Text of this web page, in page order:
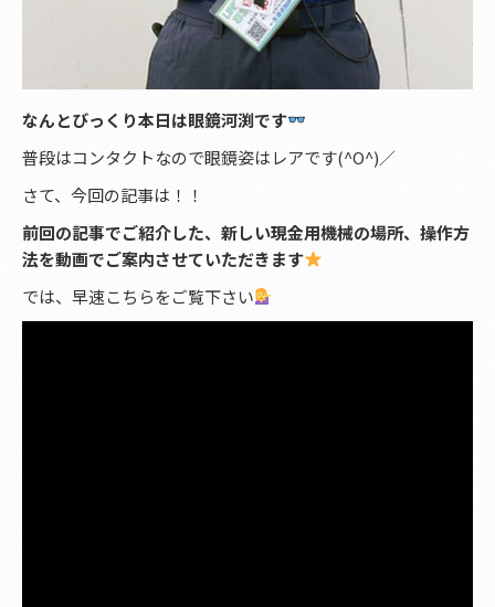
なんとびっくり本日は眼鏡河渕です
普段はコンタクトなので眼鏡姿はレアです(^O^)／
さて、今回の記事は！！
前回の記事でご紹介した、新しい現金用機械の場所、操作方
法を動画でご案内させていただきます
では、早速こちらをご覧下さい